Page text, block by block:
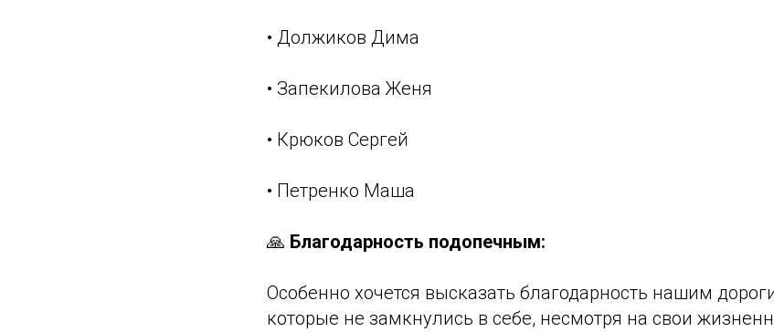
• Должиков Дима
• Запекилова Женя
• Крюков Сергей
• Петренко Маша
🙏 Благодарность подопечным:
Особенно хочется высказать благодарность нашим
которые не замкнулись в себе, несмотря на свои